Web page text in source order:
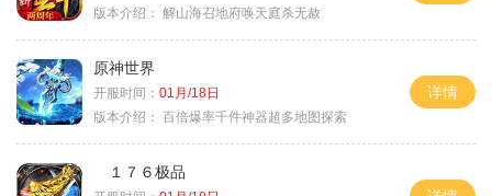
版本介绍： 解山海召地府唤天庭杀无赦
原神世界
开服时间： 01月/18日
版本介绍： 百倍爆率千件神器超多地图探索
详情
１７６极品